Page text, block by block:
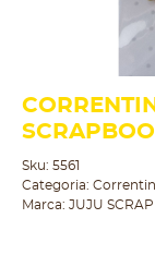
Sku: 5561
Categoria:
Marca: JUJU SCRAP